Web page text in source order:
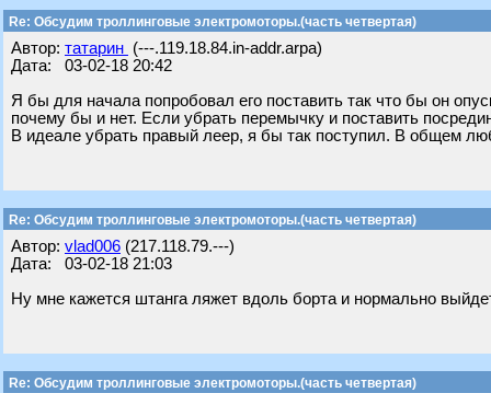
Re: Обсудим троллинговые электромоторы.(часть четвертая)
Автор: татарин (---.119.18.84.in-addr.arpa)
Дата: 03-02-18 20:42
Я бы для начала попробовал его поставить так что бы он
почему бы и нет. Если убрать перемычку и поставить
В идеале убрать правый леер, я бы так поступил. В общем
Re: Обсудим троллинговые электромоторы.(часть четвертая)
Автор: vlad006 (217.118.79.---)
Дата: 03-02-18 21:03
Ну мне кажется штанга ляжет вдоль борта и нормально
Re: Обсудим троллинговые электромоторы.(часть четвертая)